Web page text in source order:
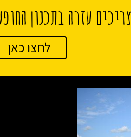
צריכים עזרה בתכנון
לחצו כאן